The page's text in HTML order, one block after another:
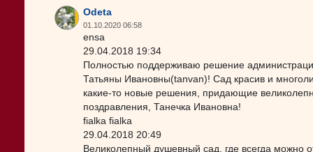
Odeta
01.10.2020 06:58
ensa
29.04.2018 19:34
Полностью поддерживаю решение
Татьяны Ивановны(tanvan)! Сад красив и
какие-то новые решения, придающие
поздравления, Танечка Ивановна!
fialka fialka
29.04.2018 20:49
Великолепный душевный сад, где всегда можно